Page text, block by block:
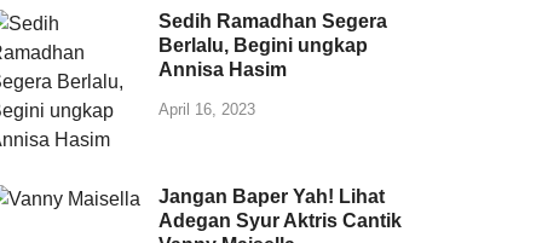
Sedih Ramadhan Segera
Berlalu, Begini ungkap
Annisa Hasim
April 16, 2023
Jangan Baper Yah! Lihat
Adegan Syur Aktris Cantik